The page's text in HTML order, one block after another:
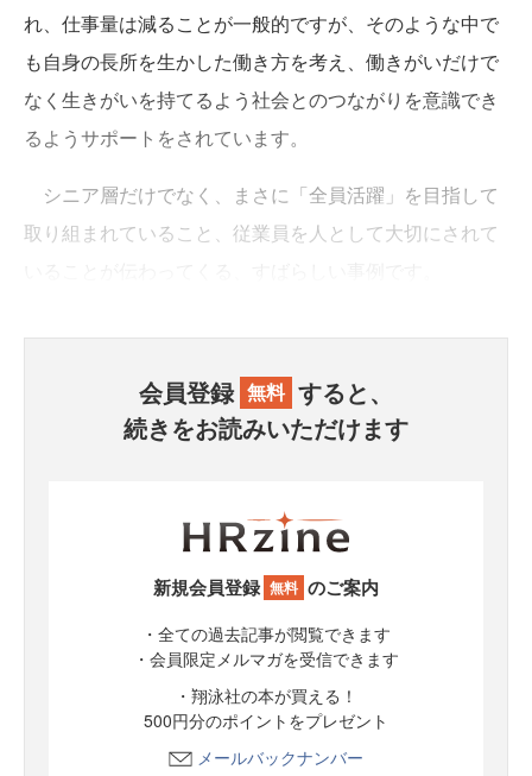
れ、仕事量は減ることが一般的ですが、そのような中で
も自身の長所を生かした働き方を考え、働きがいだけで
なく生きがいを持てるよう社会とのつながりを意識でき
るようサポートをされています。
シニア層だけでなく、まさに「全員活躍」を目指して
取り組まれていること、従業員を人として大切にされて
会員登録 無料 すると、
続きをお読みいただけます
新規会員登録 無料 のご案内
・全ての過去記事が閲覧できます
・会員限定メルマガを受信できます
・翔泳社の本が買える！
500円分のポイントをプレゼント
メールバックナンバー